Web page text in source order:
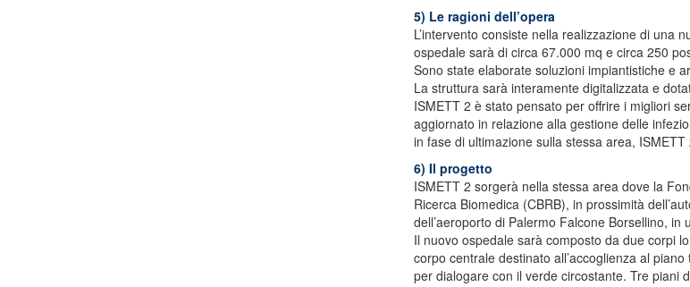
5) Le ragioni dell’opera
L’intervento consiste nella realizzazione di una
ospedale sarà di circa 67.000 mq e circa 250
Sono state elaborate soluzioni impiantistiche e
La struttura sarà interamente digitalizzata e
ISMETT 2 è stato pensato per offrire i migliori
aggiornato in relazione alla gestione delle
in fase di ultimazione sulla stessa area,
6) Il progetto
ISMETT 2 sorgerà nella stessa area dove la
Ricerca Biomedica (CBRB), in prossimità
dell’aeroporto di Palermo Falcone Borsellino, in
Il nuovo ospedale sarà composto da due corpi
corpo centrale destinato all’accoglienza al
per dialogare con il verde circostante. Tre piani